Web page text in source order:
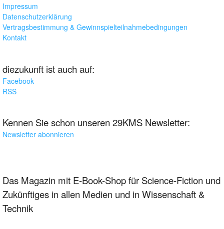
Impressum
Datenschutzerklärung
Vertragsbestimmung & Gewinnspielteilnahmebedingungen
Kontakt
diezukunft ist auch auf:
Facebook
RSS
Kennen Sie schon unseren 29KMS Newsletter:
Newsletter abonnieren
Das Magazin mit E-Book-Shop für Science-Fiction und
Zukünftiges in allen Medien und in Wissenschaft &
Technik